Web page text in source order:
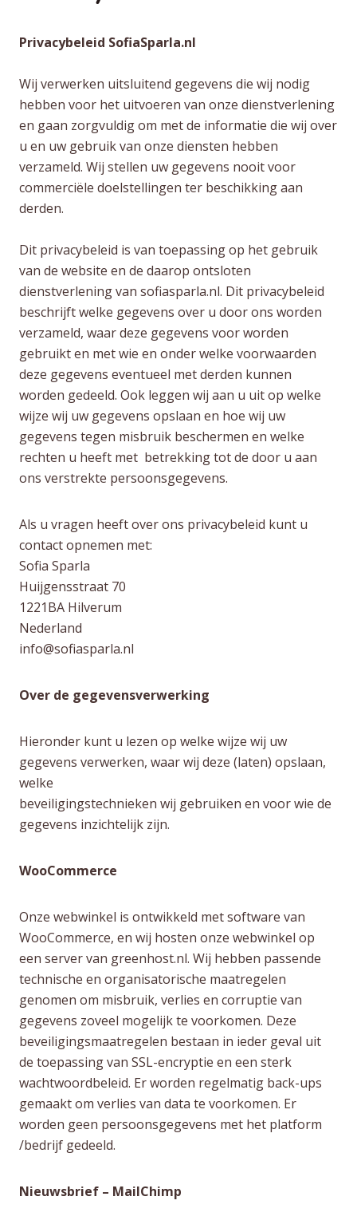
Privacybeleid SofiaSparla.nl
Wij verwerken uitsluitend gegevens die wij nodig
hebben voor het uitvoeren van onze dienstverlening
en gaan zorgvuldig om met de informatie die wij over
u en uw gebruik van onze diensten hebben
verzameld. Wij stellen uw gegevens nooit voor
commerciële doelstellingen ter beschikking aan
derden.
Dit privacybeleid is van toepassing op het gebruik
van de website en de daarop ontsloten
dienstverlening van sofiasparla.nl. Dit privacybeleid
beschrijft welke gegevens over u door ons worden
verzameld, waar deze gegevens voor worden
gebruikt en met wie en onder welke voorwaarden
deze gegevens eventueel met derden kunnen
worden gedeeld. Ook leggen wij aan u uit op welke
wijze wij uw gegevens opslaan en hoe wij uw
gegevens tegen misbruik beschermen en welke
rechten u heeft met betrekking tot de door u aan
ons verstrekte persoonsgegevens.
Als u vragen heeft over ons privacybeleid kunt u
contact opnemen met:
Sofia Sparla
Huijgensstraat 70
1221BA Hilverum
Nederland
info@sofiasparla.nl
Over de gegevensverwerking
Hieronder kunt u lezen op welke wijze wij uw
gegevens verwerken, waar wij deze (laten) opslaan,
welke
beveiligingstechnieken wij gebruiken en voor wie de
gegevens inzichtelijk zijn.
WooCommerce
Onze webwinkel is ontwikkeld met software van
WooCommerce, en wij hosten onze webwinkel op
een server van greenhost.nl. Wij hebben passende
technische en organisatorische maatregelen
genomen om misbruik, verlies en corruptie van
gegevens zoveel mogelijk te voorkomen. Deze
beveiligingsmaatregelen bestaan in ieder geval uit
de toepassing van SSL-encryptie en een sterk
wachtwoordbeleid. Er worden regelmatig back-ups
gemaakt om verlies van data te voorkomen. Er
worden geen persoonsgegevens met het platform
/bedrijf gedeeld.
Nieuwsbrief – MailChimp